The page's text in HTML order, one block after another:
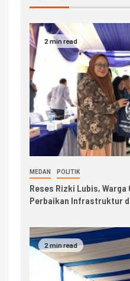
2 min read
MEDAN POLITIK
Reses Rizki Lubis,
Perbaikan Infrastruktur
2 min read